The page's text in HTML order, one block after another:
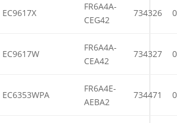
EC9617X
FR6A4A-
CEG42
734326
EC9617W
FR6A4A-
CEA42
734327
EC6353WPA
FR6A4E-
AEBA2
734471